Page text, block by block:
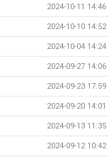
2024-10-11 14:46
2024-10-10 14:52
2024-10-04 14:24
2024-09-27 14:06
2024-09-23 17:59
2024-09-20 14:01
2024-09-13 11:35
2024-09-12 10:42